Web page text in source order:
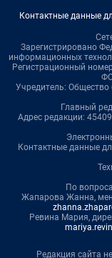
Контактные данные
Зарегистрировано
информационных
Регистрационный
Учредитель:
Главный
Адрес редакции:
Контактные данные
По
Жапарова Жанна,
Ревина Мария,
Редакция сайта